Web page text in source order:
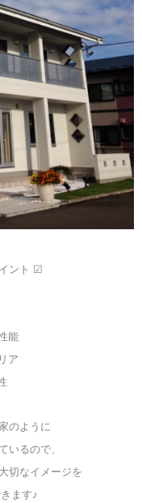
ント ☑
能
ア
のように
いるので、
切なイメージを
ます♪